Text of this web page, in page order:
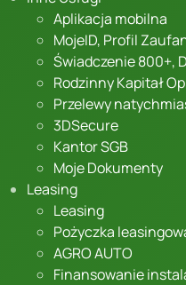
Aplikacja mobilna
MojeID, Profil
Świadczenie 800+,
Rodzinny Kapitał
Przelewy
3DSecure
Kantor SGB
Moje Dokumenty
Leasing
Leasing
Pożyczka
AGRO AUTO
Finansowanie